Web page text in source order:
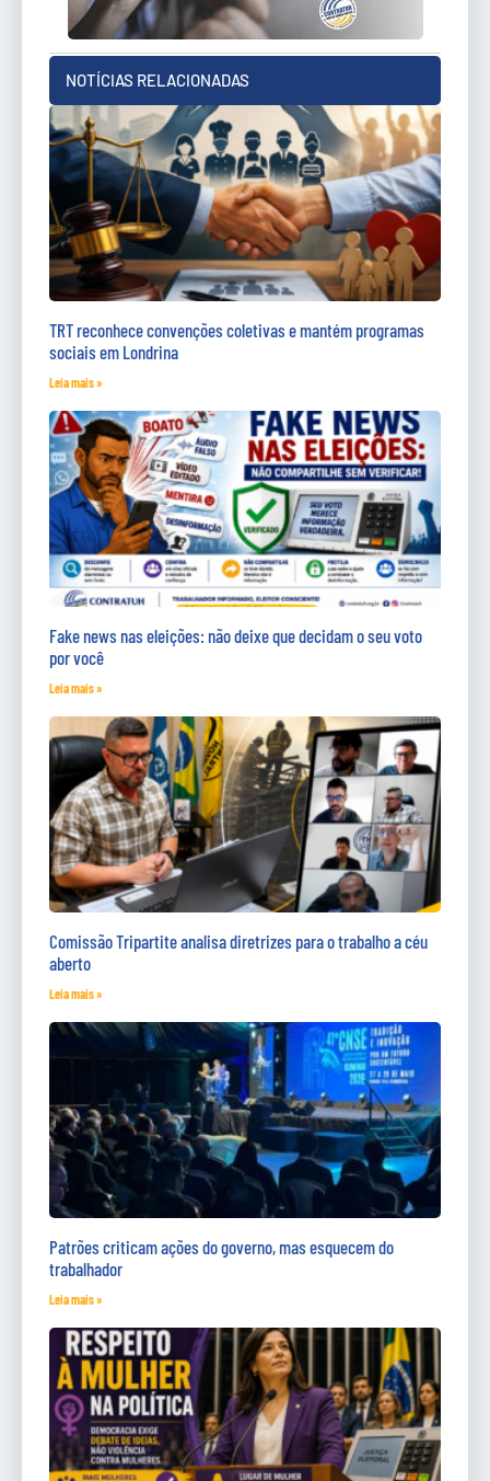
NOTÍCIAS RELACIONADAS
TRT reconhece convenções coletivas e mantém programas
sociais em Londrina
Leia mais »
Fake news nas eleições: não deixe que decidam o seu voto
por você
Leia mais »
Comissão Tripartite analisa diretrizes para o trabalho a céu
aberto
Leia mais »
Patrões criticam ações do governo, mas esquecem do
trabalhador
Leia mais »